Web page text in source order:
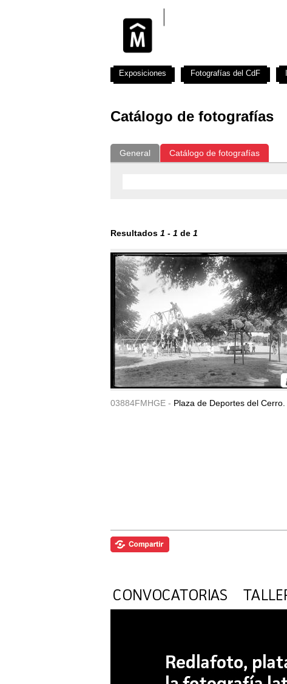
Catálogo de fotografías
General Catálogo de fotografías
Resultados 1 - 1 de 1
03884FMHGE - Plaza de Deportes del Cerro.
Exposiciones Fotografías del CdF